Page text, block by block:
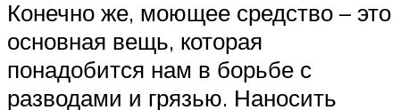
Конечно же, моющее средство – это
основная вещь, которая
понадобится нам в борьбе с
разводами и грязью. Наносить